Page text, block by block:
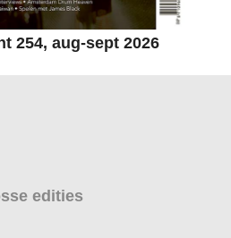
254, aug-sept 2026
edities